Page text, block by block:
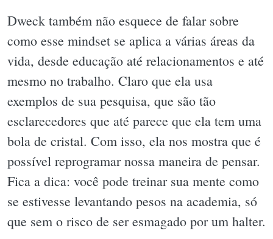
Dweck também não esquece de falar sobre
como esse mindset se aplica a várias áreas da
vida, desde educação até relacionamentos e até
mesmo no trabalho. Claro que ela usa
exemplos de sua pesquisa, que são tão
esclarecedores que até parece que ela tem uma
bola de cristal. Com isso, ela nos mostra que é
possível reprogramar nossa maneira de pensar.
Fica a dica: você pode treinar sua mente como
se estivesse levantando pesos na academia, só
que sem o risco de ser esmagado por um halter.